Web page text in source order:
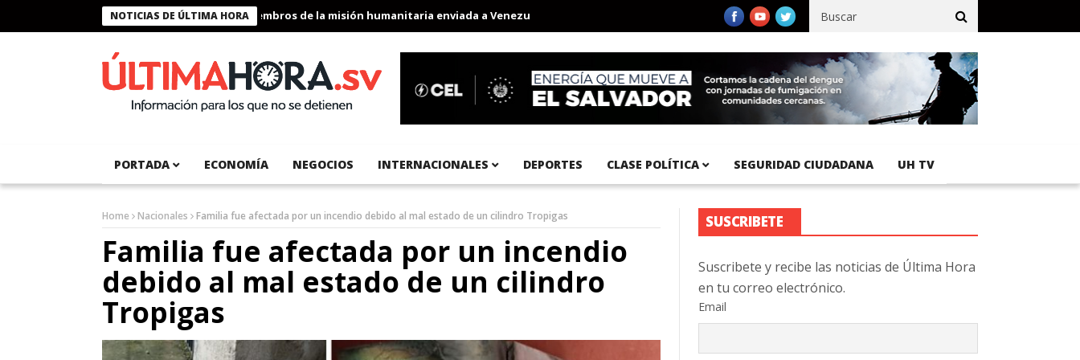
NOTICIAS DE ÚLTIMA HORA
Presidente Bukele condecora a miembros de la misión humanitaria enviada a Venezuela Aeropuerto Internacional del Pacífico registra 92 % de avance en obras de terracería
PORTADA ECONOMÍA NEGOCIOS INTERNACIONALES DEPORTES CLASE POLÍTICA SEGURIDAD CIUDADANA UH TV
Home Nacionales Familia fue afectada por un incendio debido al mal estado de un cilindro Tropigas
Familia fue afectada por un incendio
debido al mal estado de un cilindro
Tropigas
SUSCRIBETE
Suscribete y recibe las noticias de Última Hora
en tu correo electrónico.
Email